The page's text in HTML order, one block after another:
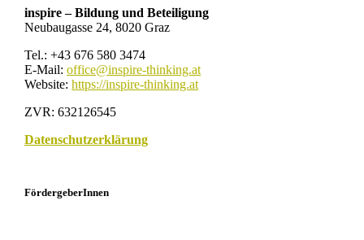
inspire – Bildung und Beteiligung
Neubaugasse 24, 8020 Graz
Tel.: +43 676 580 3474
E-Mail: office@inspire-thinking.at
Website: https://inspire-thinking.at
ZVR: 632126545
Datenschutzerklärung
FördergeberInnen